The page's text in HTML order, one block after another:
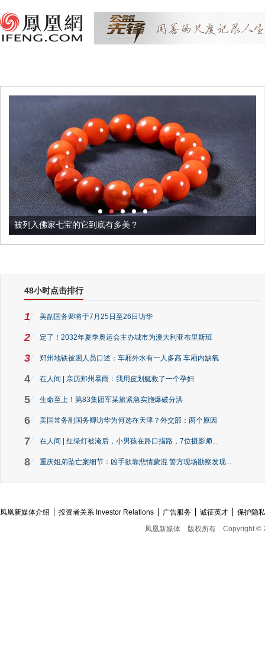
被列入佛家七宝的它到底有多美？
48小时点击排行
1 美副国务卿将于7月25日至26日访华
2 定了！2032年夏季奥运会主办城市为澳大利亚布里斯班
3 郑州地铁被困人员口述：车厢外水有一人多高 车厢内缺氧
4 在人间 | 亲历郑州暴雨：我用皮划艇救了一个孕妇
5 生命至上！第83集团军某旅紧急实施爆破分洪
6 美国常务副国务卿访华为何选在天津？外交部：两个原因
7 在人间 | 红绿灯被淹后，小男孩在路口指路，7位摄影师...
8 重庆姐弟坠亡案细节：凶手欲靠悲情蒙混 警方现场勘察发现...
凤凰新媒体介绍 投资者关系 Investor Relations 广告服务 诚征英才
保护隐
凤凰新媒体
版权所有 Copyright ©